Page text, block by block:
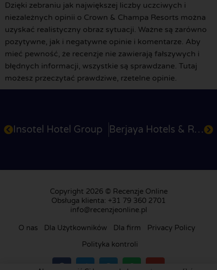
Dzięki zebraniu jak największej liczby uczciwych i
niezależnych opinii o Crown & Champa Resorts można
uzyskać realistyczny obraz sytuacji. Ważne są zarówno
pozytywne, jak i negatywne opinie i komentarze. Aby
mieć pewność, że recenzje nie zawierają fałszywych i
błędnych informacji, wszystkie są sprawdzane. Tutaj
możesz przeczytać prawdziwe, rzetelne opinie.
Insotel Hotel Group Berjaya Hotels & Resorts
Copyright 2026 © Recenzje Online
Obsługa klienta: +31 79 360 2701
info@recenzjeonline.pl
O nas Dla Użytkowników Dla firm
Privacy Policy
Polityka kontroli